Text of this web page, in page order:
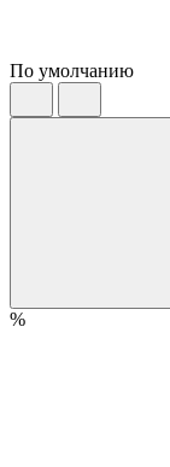
По умолчанию
%